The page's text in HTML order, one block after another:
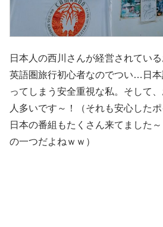
日本人の西川さんが経営されてい
英語圏旅行初心者なのでつい…日
ってしまう安全重視な私。そして
人多いです～！（それも安心したポ
日本の番組もたくさん来てました
の一つだよねｗｗ）